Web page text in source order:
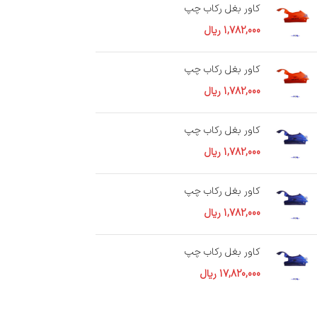
کاور بغل رکاب چپ
1,782,000ریال
کاور بغل رکاب چپ
1,782,000ریال
کاور بغل رکاب چپ
1,782,000ریال
کاور بغل رکاب چپ
1,782,000ریال
کاور بغل رکاب چپ
17,820,000ریال